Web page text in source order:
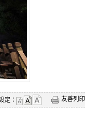
定： 友善列印